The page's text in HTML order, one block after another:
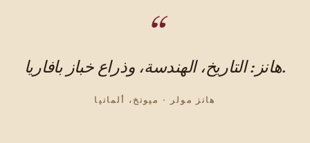
هانز: التاريخ، الهندسة، وذراع خباز بافاريا.
هانز مولر · ميونخ، ألمانيا